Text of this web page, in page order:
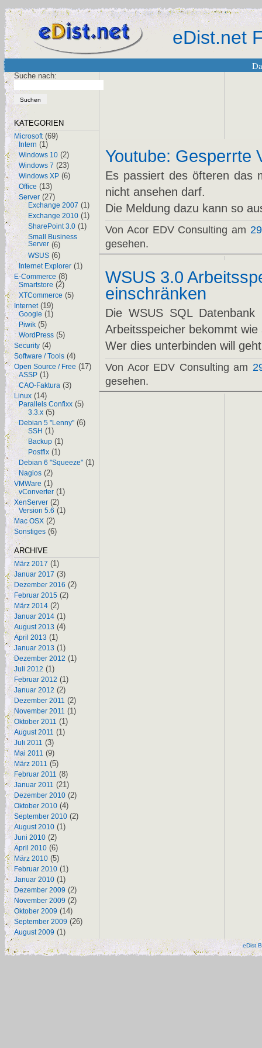
eDist.net
Suche nach:
KATEGORIEN
Microsoft(69)
Intern (1)
Windows 10 (2)
Windows 7 (23)
Windows XP (6)
Office (13)
Server (27)
Exchange 2007 (1)
Exchange 2010 (1)
SharePoint 3.0 (1)
Small Business
Server (6)
WSUS (6)
Internet Explorer (1)
E-Commerce (8)
Smartstore (2)
XTCommerce (5)
Internet(19)
Google (1)
Piwik (5)
WordPress (5)
Security (4)
Software / Tools (4)
Open Source / Free (17)
ASSP (1)
CAO-Faktura (3)
Linux (14)
Parallels Confixx (5)
3.3.x (5)
Debian 5 "Lenny" (6)
SSH (1)
Backup (1)
Postfix (1)
Debian 6 "Squeeze" (1)
Nagios (2)
VMWare (1)
vConverter (1)
XenServer (2)
Version 5.6 (1)
Mac OSX (2)
Sonstiges (6)
ARCHIVE
März 2017 (1)
Januar 2017 (3)
Dezember 2016 (2)
Februar 2015 (2)
März 2014 (2)
Januar 2014 (1)
August 2013 (4)
April 2013 (1)
Januar 2013 (1)
Dezember 2012 (1)
Juli 2012 (1)
Februar 2012 (1)
Januar 2012 (2)
Dezember 2011 (2)
November 2011 (1)
Oktober 2011 (1)
August 2011 (1)
Juli 2011 (3)
Mai 2011 (9)
März 2011 (5)
Februar 2011 (8)
Januar 2011 (21)
Dezember 2010 (2)
Oktober 2010 (4)
September 2010 (2)
August 2010 (1)
Juni 2010 (2)
April 2010 (6)
März 2010 (5)
Februar 2010 (1)
Januar 2010 (1)
Dezember 2009 (2)
November 2009 (2)
Oktober 2009 (14)
September 2009 (26)
August 2009 (1)
Youtube: Gesperrte
Es passiert des öfteren das
nicht ansehen darf.
Die Meldung dazu kann so
Von Acor EDV Consulting am
gesehen.
WSUS 3.0
einschränken
Die WSUS SQL
Arbeitsspeicher bekommt wie
Wer dies unterbinden will
Von Acor EDV Consulting am
gesehen.
eDist